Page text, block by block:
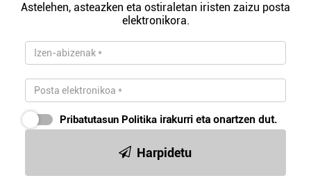
Astelehen, asteazken eta ostiraletan iristen zaizu posta
elektronikora.
Pribatutasun Politika irakurri eta onartzen dut.
Harpidetu